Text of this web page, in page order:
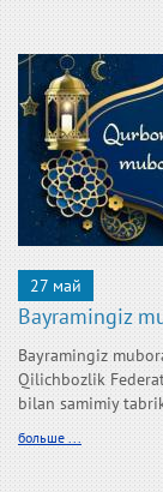
27 май
Bayramingiz
Bayramingiz
Qilichbozlik
bilan samimiy
больше ...